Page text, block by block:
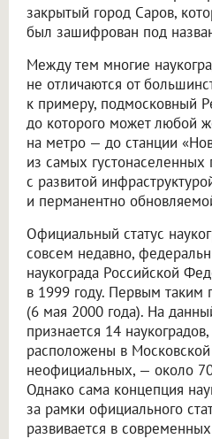
закрытый город Саров,
был зашифрован под
Между тем многие
не отличаются от
к примеру, подмосковный
до которого может любой
на метро — до станции
из самых густонаселенных
с развитой
и перманентно
Официальный статус
совсем недавно,
наукограда Российской
в 1999 году. Первым таким
(6 мая 2000 года). На
признается 14
расположены в Московской
неофициальных, — около
Однако сама концепция
за рамки официального
развивается в